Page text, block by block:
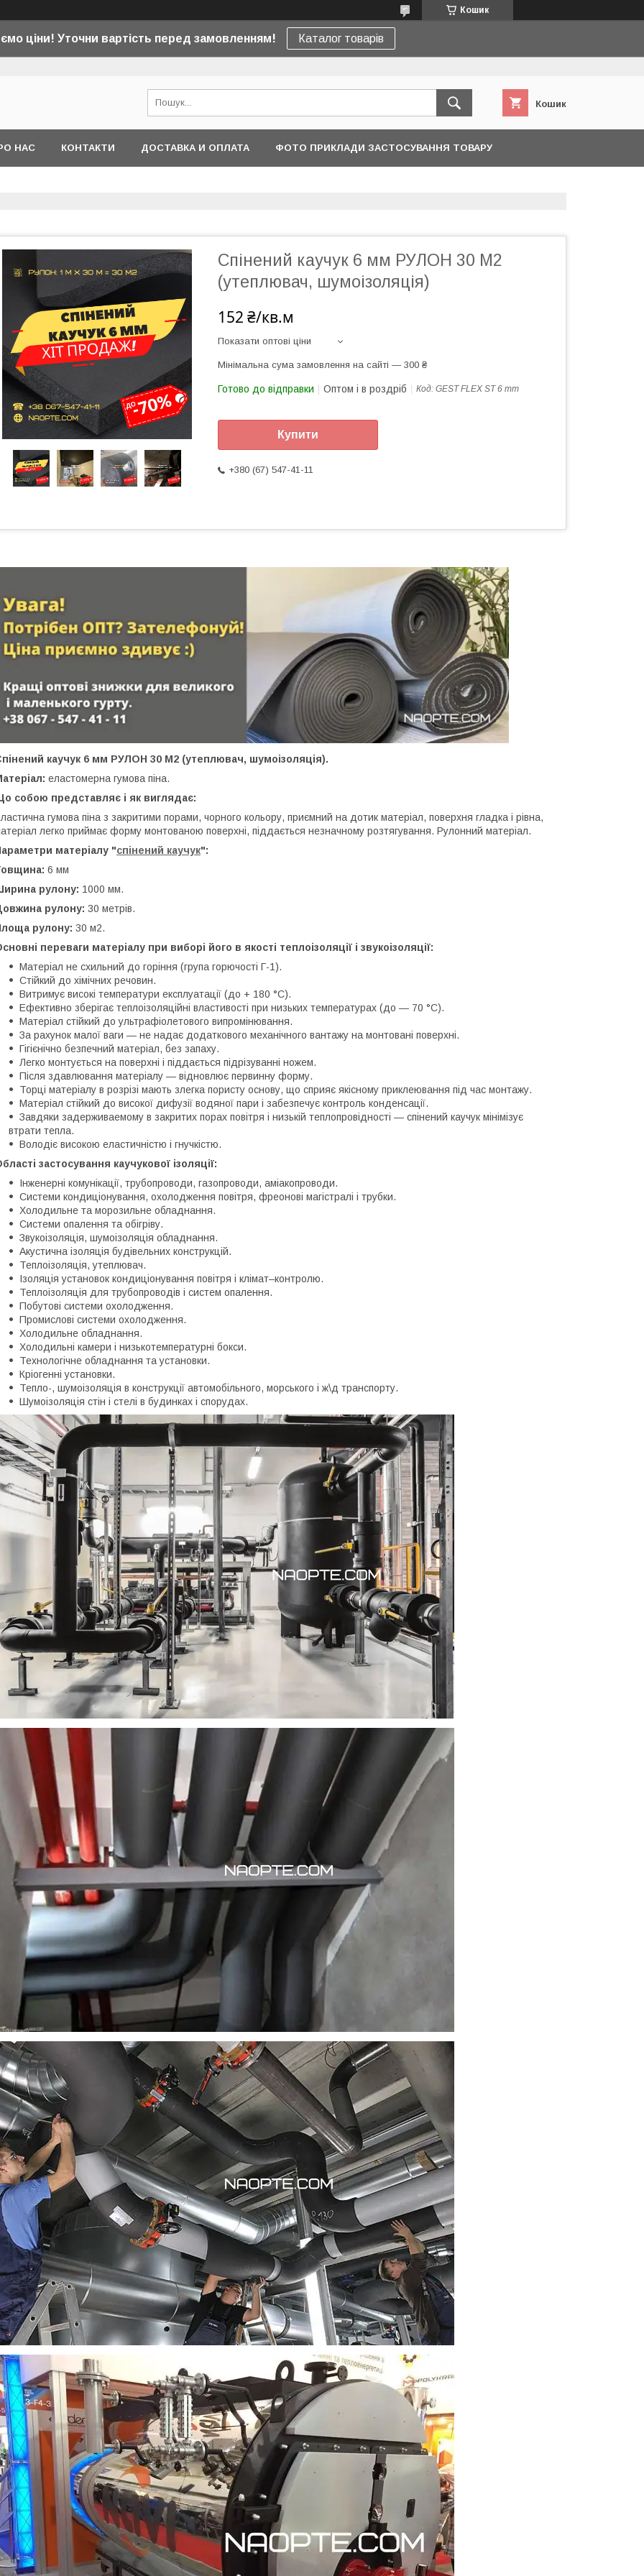
Кошик
ціни! Уточни вартість перед замовленням! Каталог товарів
Кошик
НАС КОНТАКТИ ДОСТАВКА И ОПЛАТА ФОТО ПРИКЛАДИ ЗАСТОСУВАННЯ ТОВАРУ
Спінений каучук 6 мм РУЛОН 30 М2
(утеплювач, шумоізоляція)
152 ₴/кв.м
Показати оптові ціни
Мінімальна сума замовлення на сайті — 300 ₴
Готово до відправки Оптом і в роздріб Код: GEST FLEX ST 6 mm
Купити
+380 (67) 547-41-11
каучук 6 мм РУЛОН 30 М2 (утеплювач, шумоізоляція).
еластомерна гумова піна.
собою представляє і як виглядає:
гумова піна з закритими порами, чорного кольору, приємний на дотик матеріал, поверхня гладка і рівна,
легко приймає форму монтованою поверхні, піддається незначному розтягування. Рулонний матеріал.
матеріалу "спінений каучук":
6 мм
рулону: 1000 мм.
рулону: 30 метрів.
рулону: 30 м2.
переваги матеріалу при виборі його в якості теплоізоляції і звукоізоляції:
Матеріал не схильний до горіння (група горючості Г-1).
Стійкий до хімічних речовин.
Витримує високі температури експлуатації (до + 180 °С).
Ефективно зберігає теплоізоляційні властивості при низьких температурах (до ― 70 °С).
Матеріал стійкий до ультрафіолетового випромінювання.
За рахунок малої ваги ― не надає додаткового механічного вантажу на монтовані поверхні.
Гігієнічно безпечний матеріал, без запаху.
Легко монтується на поверхні і піддається підрізуванні ножем.
Після здавлювання матеріалу ― відновлює первинну форму.
Торці матеріалу в розрізі мають злегка пористу основу, що сприяє якісному приклеювання під час монтажу.
Матеріал стійкий до високої дифузії водяної пари і забезпечує контроль конденсації.
Завдяки задерживаемому в закритих порах повітря і низькій теплопровідності ― спінений каучук мінімізує
втрати тепла.
Володіє високою еластичністю і гнучкістю.
застосування каучукової ізоляції:
Інженерні комунікації, трубопроводи, газопроводи, аміакопроводи.
Системи кондиціонування, охолодження повітря, фреонові магістралі і трубки.
Холодильне та морозильне обладнання.
Системи опалення та обігріву.
Звукоізоляція, шумоізоляція обладнання.
Акустична ізоляція будівельних конструкцій.
Теплоізоляція, утеплювач.
Ізоляція установок кондиціонування повітря і клімат–контролю.
Теплоізоляція для трубопроводів і систем опалення.
Побутові системи охолодження.
Промислові системи охолодження.
Холодильне обладнання.
Холодильні камери і низькотемпературні бокси.
Технологічне обладнання та установки.
Кріогенні установки.
Тепло-, шумоізоляція в конструкції автомобільного, морського і ж\д транспорту.
Шумоізоляція стін і стелі в будинках і спорудах.